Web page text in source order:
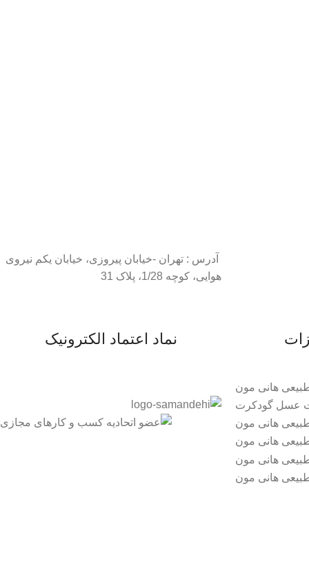
آدرس : تهران -خیابان پیروزی، خیابان یکم نیروی
هوایی، کوچه 1/28، پلاک 31
نماد اعتماد الکترونیک